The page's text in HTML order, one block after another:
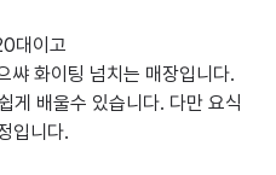
대이고
화이팅 넘치는 매장입니다.
게 배울수 있습니다. 다만 요식
입니다.